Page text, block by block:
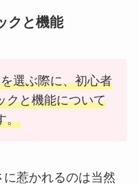
クと機能
選ぶ際に、初心者
クと機能について
。
に惹かれるのは当然